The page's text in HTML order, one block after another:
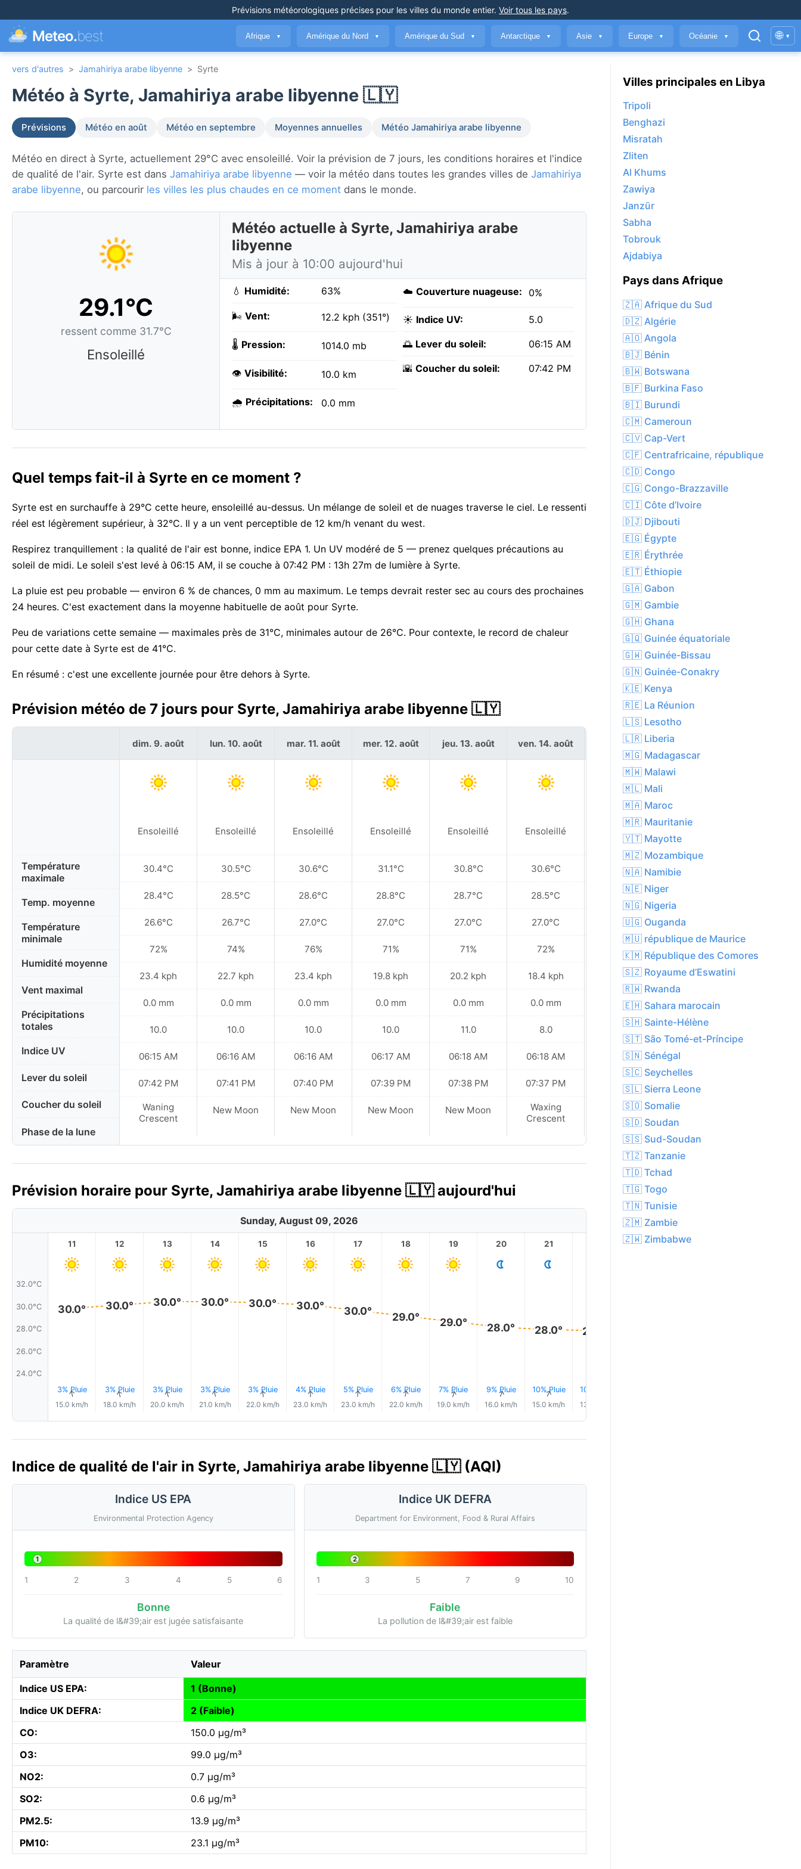
Prévisions météorologiques précises pour les villes du monde entier. Voir tous les pays.
Meteo.best Afrique ▼ Amérique du Nord ▼ Amérique du Sud ▼ Antarctique ▼ Asie ▼ Europe ▼ Océanie ▼ 🌐 ▾
vers d'autres > Jamahiriya arabe libyenne > Syrte
Météo à Syrte, Jamahiriya arabe libyenne 🇱🇾
Prévisions Météo en août Météo en septembre Moyennes annuelles Météo Jamahiriya arabe libyenne
Météo en direct à Syrte, actuellement 29°C avec ensoleillé. Voir la prévision de 7 jours, les conditions horaires et l'indice
de qualité de l'air. Syrte est dans Jamahiriya arabe libyenne — voir la météo dans toutes les grandes villes de Jamahiriya
arabe libyenne, ou parcourir les villes les plus chaudes en ce moment dans le monde.
29.1°C
ressent comme 31.7°C
Ensoleillé
Météo actuelle à Syrte, Jamahiriya arabe
libyenne
Mis à jour à 10:00 aujourd'hui
💧 Humidité: 63%
🌬️ Vent: 12.2 kph (351°)
🌡️ Pression: 1014.0 mb
👁️ Visibilité: 10.0 km
🌧️ Précipitations: 0.0 mm
☁️ Couverture nuageuse: 0%
☀️ Indice UV: 5.0
🌅 Lever du soleil: 06:15 AM
🌇 Coucher du soleil: 07:42 PM
Quel temps fait-il à Syrte en ce moment ?
Syrte est en surchauffe à 29°C cette heure, ensoleillé au-dessus. Un mélange de soleil et de nuages traverse le ciel. Le ressenti
réel est légèrement supérieur, à 32°C. Il y a un vent perceptible de 12 km/h venant du west.
Respirez tranquillement : la qualité de l'air est bonne, indice EPA 1. Un UV modéré de 5 — prenez quelques précautions au
soleil de midi. Le soleil s'est levé à 06:15 AM, il se couche à 07:42 PM : 13h 27m de lumière à Syrte.
La pluie est peu probable — environ 6 % de chances, 0 mm au maximum. Le temps devrait rester sec au cours des prochaines
24 heures. C'est exactement dans la moyenne habituelle de août pour Syrte.
Peu de variations cette semaine — maximales près de 31°C, minimales autour de 26°C. Pour contexte, le record de chaleur
pour cette date à Syrte est de 41°C.
En résumé : c'est une excellente journée pour être dehors à Syrte.
Prévision météo de 7 jours pour Syrte, Jamahiriya arabe libyenne 🇱🇾
Température
maximale
Temp. moyenne
Température
minimale
Humidité moyenne
Vent maximal
Précipitations
totales
Indice UV
Lever du soleil
Coucher du soleil
Phase de la lune
dim. 9. août
Ensoleillé
30.4°C
28.4°C
26.6°C
72%
23.4 kph
0.0 mm
10.0
06:15 AM
07:42 PM
Waning
Crescent
lun. 10. août
Ensoleillé
30.5°C
28.5°C
26.7°C
74%
22.7 kph
0.0 mm
10.0
06:16 AM
07:41 PM
New Moon
mar. 11. août
Ensoleillé
30.6°C
28.6°C
27.0°C
76%
23.4 kph
0.0 mm
10.0
06:16 AM
07:40 PM
New Moon
mer. 12. août
Ensoleillé
31.1°C
28.8°C
27.0°C
71%
19.8 kph
0.0 mm
10.0
06:17 AM
07:39 PM
New Moon
jeu. 13. août
Ensoleillé
30.8°C
28.7°C
27.0°C
71%
20.2 kph
0.0 mm
11.0
06:18 AM
07:38 PM
New Moon
ven. 14. août
Ensoleillé
30.6°C
28.5°C
27.0°C
72%
18.4 kph
0.0 mm
8.0
06:18 AM
07:37 PM
Waxing
Crescent
sam. 15. août
Ensoleillé
30.9°C
28.4°C
26.2°C
62%
20.2 kph
0.0 mm
8.0
06:19 AM
07:36 PM
Waxing
Crescent
Prévision horaire pour Syrte, Jamahiriya arabe libyenne 🇱🇾 aujourd'hui
Sunday, August 09, 2026
32.0°C
30.0°C
28.0°C
26.0°C
24.0°C
11
30.0°
3% Pluie
↑
15.0 km/h
12
30.0°
3% Pluie
↑
18.0 km/h
13
30.0°
3% Pluie
↑
20.0 km/h
14
30.0°
3% Pluie
↑
21.0 km/h
15
30.0°
3% Pluie
↑
22.0 km/h
16
30.0°
4% Pluie
↑
23.0 km/h
17
30.0°
5% Pluie
↑
23.0 km/h
18
29.0°
6% Pluie
↑
22.0 km/h
19
29.0°
7% Pluie
↑
19.0 km/h
20
28.0°
9% Pluie
↑
16.0 km/h
21
28.0°
10% Pluie
↑
15.0 km/h
28.0°
10% Pluie
13.0 km/h
23
Indice de qualité de l'air in Syrte, Jamahiriya arabe libyenne 🇱🇾 (AQI)
Indice US EPA
Environmental Protection Agency
1
1 2 3 4 5 6
Bonne
La qualité de l&#39;air est jugée satisfaisante
Indice UK DEFRA
Department for Environment, Food & Rural Affairs
2
1 3 5 7 9 10
Faible
La pollution de l&#39;air est faible
Paramètre Valeur
Indice US EPA:
1 (Bonne)
Indice UK DEFRA:
2 (Faible)
CO:
150.0 µg/m³
O3:
99.0 µg/m³
NO2:
0.7 µg/m³
SO2:
0.6 µg/m³
PM2.5:
13.9 µg/m³
PM10:
23.1 µg/m³
Villes principales en Libya
Tripoli
Benghazi
Misratah
Zliten
Al Khums
Zawiya
Janzūr
Sabha
Tobrouk
Ajdabiya
Pays dans Afrique
🇿🇦 Afrique du Sud
🇩🇿 Algérie
🇦🇴 Angola
🇧🇯 Bénin
🇧🇼 Botswana
🇧🇫 Burkina Faso
🇧🇮 Burundi
🇨🇲 Cameroun
🇨🇻 Cap-Vert
🇨🇫 Centrafricaine, république
🇨🇩 Congo
🇨🇬 Congo-Brazzaville
🇨🇮 Côte d’Ivoire
🇩🇯 Djibouti
🇪🇬 Égypte
🇪🇷 Érythrée
🇪🇹 Éthiopie
🇬🇦 Gabon
🇬🇲 Gambie
🇬🇭 Ghana
🇬🇶 Guinée équatoriale
🇬🇼 Guinée-Bissau
🇬🇳 Guinée-Conakry
🇰🇪 Kenya
🇷🇪 La Réunion
🇱🇸 Lesotho
🇱🇷 Liberia
🇲🇬 Madagascar
🇲🇼 Malawi
🇲🇱 Mali
🇲🇦 Maroc
🇲🇷 Mauritanie
🇾🇹 Mayotte
🇲🇿 Mozambique
🇳🇦 Namibie
🇳🇪 Niger
🇳🇬 Nigeria
🇺🇬 Ouganda
🇲🇺 république de Maurice
🇰🇲 République des Comores
🇸🇿 Royaume d’Eswatini
🇷🇼 Rwanda
🇪🇭 Sahara marocain
🇸🇭 Sainte-Hélène
🇸🇹 São Tomé-et-Príncipe
🇸🇳 Sénégal
🇸🇨 Seychelles
🇸🇱 Sierra Leone
🇸🇴 Somalie
🇸🇩 Soudan
🇸🇸 Sud-Soudan
🇹🇿 Tanzanie
🇹🇩 Tchad
🇹🇬 Togo
🇹🇳 Tunisie
🇿🇲 Zambie
🇿🇼 Zimbabwe